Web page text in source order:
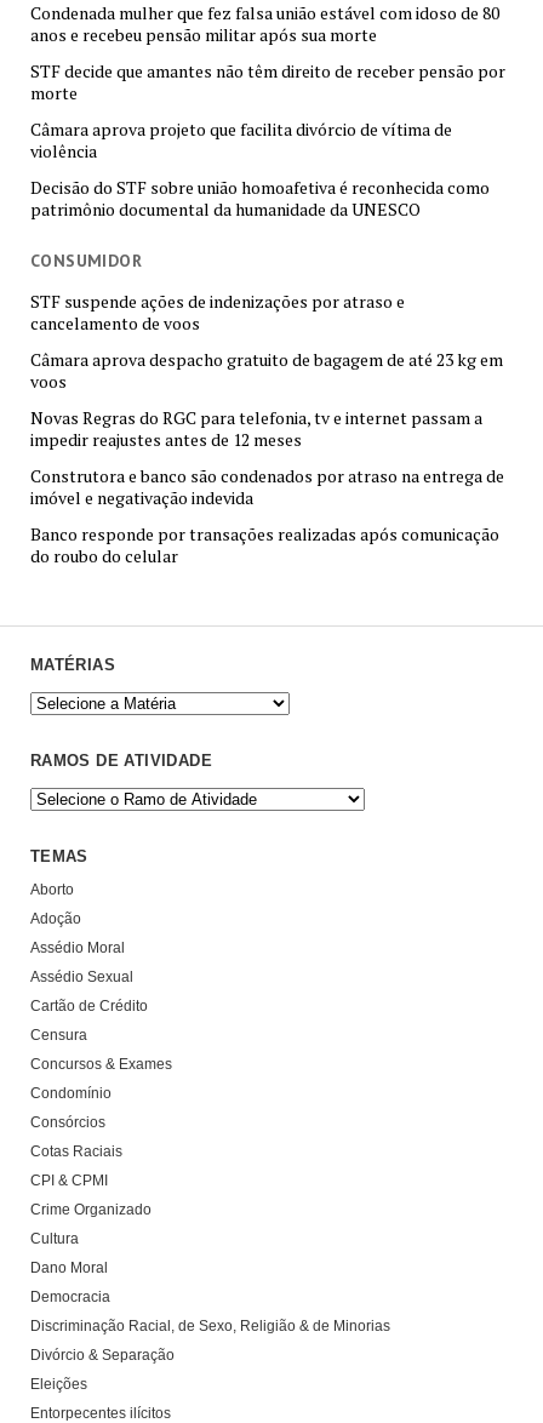
Condenada mulher que fez falsa união estável com idoso de 80
anos e recebeu pensão militar após sua morte
STF decide que amantes não têm direito de receber pensão por
morte
Câmara aprova projeto que facilita divórcio de vítima de
violência
Decisão do STF sobre união homoafetiva é reconhecida como
patrimônio documental da humanidade da UNESCO
CONSUMIDOR
STF suspende ações de indenizações por atraso e
cancelamento de voos
Câmara aprova despacho gratuito de bagagem de até 23 kg em
voos
Novas Regras do RGC para telefonia, tv e internet passam a
impedir reajustes antes de 12 meses
Construtora e banco são condenados por atraso na entrega de
imóvel e negativação indevida
Banco responde por transações realizadas após comunicação
do roubo do celular
MATÉRIAS
RAMOS DE ATIVIDADE
TEMAS
Aborto
Adoção
Assédio Moral
Assédio Sexual
Cartão de Crédito
Censura
Concursos & Exames
Condomínio
Consórcios
Cotas Raciais
CPI & CPMI
Crime Organizado
Cultura
Dano Moral
Democracia
Discriminação Racial, de Sexo, Religião & de Minorias
Divórcio & Separação
Eleições
Entorpecentes ilícitos